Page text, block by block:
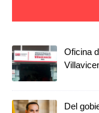
Oficina
Del